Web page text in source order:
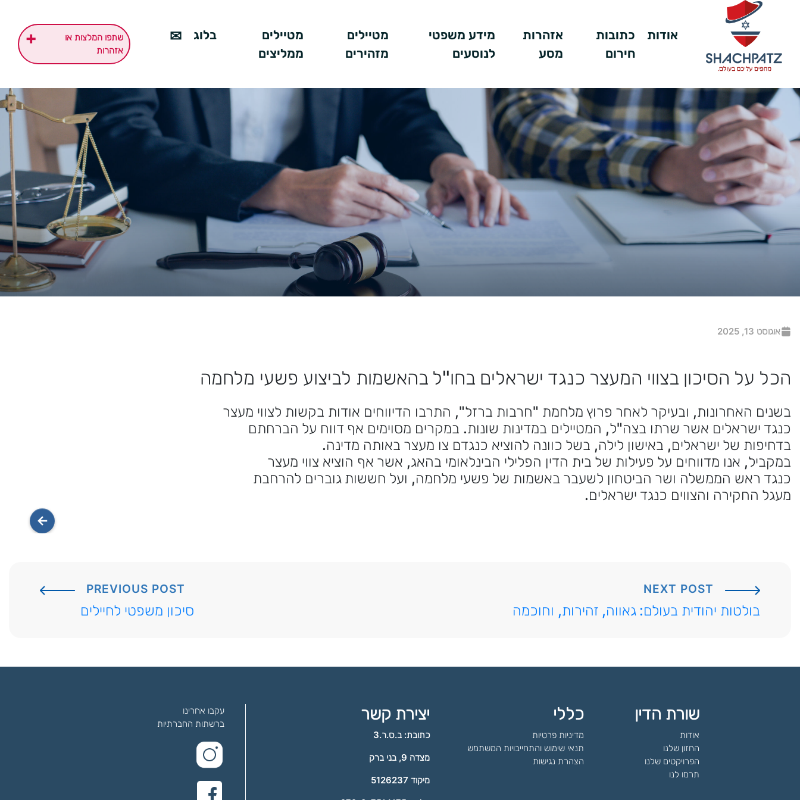
אודות
כתובות
חירום
אזהרות
מסע
מידע משפטי
לנוסעים
מטיילים
מזהירים
מטיילים
ממליצים
בלוג
שתפו המלצות או
אזהרות
+
אוגוסט 13, 2025
הכל על הסיכון בצווי המעצר כנגד ישראלים בחו"ל בהאשמות לביצוע פשעי מלחמה
בשנים האחרונות, ובעיקר לאחר פרוץ מלחמת "חרבות ברזל", התרבו הדיווחים אודות בקשות לצווי מעצר
כנגד ישראלים אשר שרתו בצה"ל, המטיילים במדינות שונות. במקרים מסוימים אף דווח על הברחתם
בדחיפות של ישראלים, באישון לילה, בשל כוונה להוציא כנגדם צו מעצר באותה מדינה.
במקביל, אנו מדווחים על פעילות של בית הדין הפלילי הבינלאומי בהאג, אשר אף הוציא צווי מעצר
כנגד ראש הממשלה ושר הביטחון לשעבר באשמות של פשעי מלחמה, ועל חששות גוברים להרחבת
מעגל החקירה והצווים כנגד ישראלים.
NEXT POST
בולטות יהודית בעולם: גאווה, זהירות, וחוכמה
PREVIOUS POST
סיכון משפטי לחיילים
שורת הדין
אודות
החזון שלנו
הפרויקטים שלנו
תרמו לנו
כללי
מדיניות פרטיות
תנאי שימוש והתחייבויות המשתמש
הצהרת נגישות
יצירת קשר
כתובת: ב.ס.ר.3
מצדה 9, בני ברק
מיקוד 5126237
עקבו אחרינו
ברשתות החברתיות